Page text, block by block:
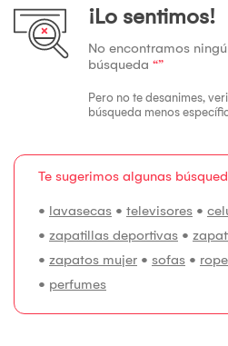
¡Lo sentimos!
No encontramos
búsqueda “”
Pero no te desanimes,
búsqueda menos
Te sugerimos algunas
• lavasecas • televisores •
• zapatillas deportivas •
• zapatos mujer • sofas •
• perfumes